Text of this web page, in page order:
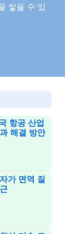
쌓을 수 있
항공 산업
해결 방안
가 면역 질